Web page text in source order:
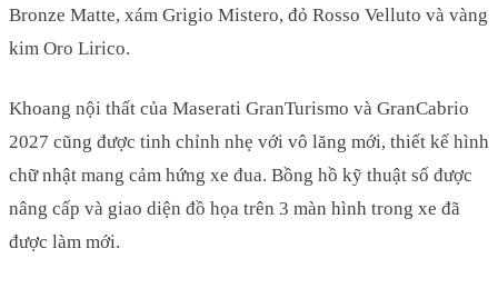
Bronze Matte, xám Grigio Mistero, đỏ Rosso Velluto và vàng
kim Oro Lirico.
Khoang nội thất của Maserati GranTurismo và GranCabrio
2027 cũng được tinh chỉnh nhẹ với vô lăng mới, thiết kế hình
chữ nhật mang cảm hứng xe đua. Bồng hồ kỹ thuật số được
nâng cấp và giao diện đồ họa trên 3 màn hình trong xe đã
được làm mới.